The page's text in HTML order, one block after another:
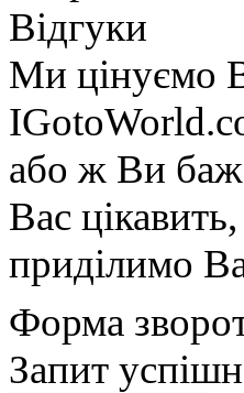
Відгуки
Ми цінуємо
або ж Ви
Вас
приділимо
Форма
Запит